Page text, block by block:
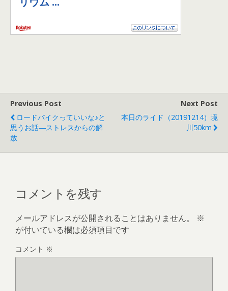
Previous Post
ロードバイクっていいな♪と
思うお話―ストレスからの解
放
Next Post
本日のライド（20191214）境
川50km
コメントを残す
メールアドレスが公開されることはありません。
※
が付いている欄は必須項目です
コメント ※